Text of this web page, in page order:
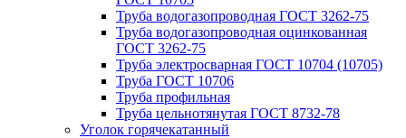
Труба водогазопроводная ГОСТ 3262-75
Труба водогазопроводная оцинкованная
ГОСТ 3262-75
Труба электросварная ГОСТ 10704 (10705)
Труба ГОСТ 10706
Труба профильная
Труба цельнотянутая ГОСТ 8732-78
Уголок горячекатанный